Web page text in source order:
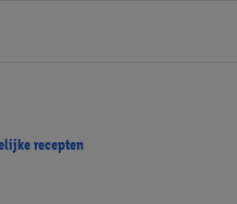
recepten